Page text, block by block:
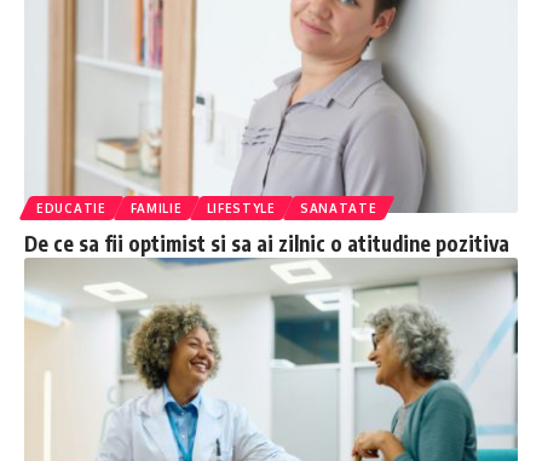
EDUCATIE FAMILIE LIFESTYLE SANATATE
De ce sa fii optimist si sa ai zilnic o atitudine pozitiva